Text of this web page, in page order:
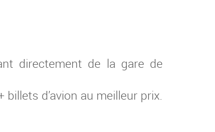
directement de la gare de
d’avion au meilleur prix.